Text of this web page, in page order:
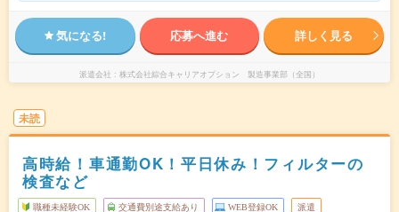
気になる! 応募へ進む 詳しく見る
派遣会社 株式会社綜合キャリアオプション 製造事業部（全国）
未読
高時給！車通勤OK！平日休み！フィルターの
検査など
職種未経験OK 交通費別途支給あり WEB登録OK 派遣